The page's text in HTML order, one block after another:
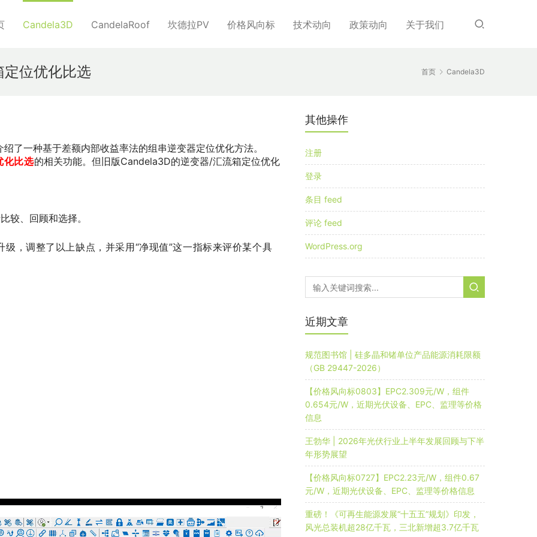
Candela3D CandelaRoof 坎德拉PV 价格风向标 技术动向 政策动向 关于我们
首页 Candela3D
位优化比选
绍了一种基于差额内部收益率法的组串逆变器定位优化方法。
化比选的相关功能。但旧版Candela3D的逆变器/汇流箱定位优化
较、回顾和选择。
级，调整了以上缺点，并采用“净现值”这一指标来评价某个具
其他操作
注册
登录
条目 feed
评论 feed
WordPress.org
近期文章
规范图书馆 | 硅多晶和锗单位产品能源消耗限额
（GB 29447-2026）
【价格风向标0803】EPC2.309元/W，组件
0.654元/W，近期光伏设备、EPC、监理等价格
信息
王勃华 | 2026年光伏行业上半年发展回顾与下半
年形势展望
【价格风向标0727】EPC2.23元/W，组件0.67
元/W，近期光伏设备、EPC、监理等价格信息
重磅！《可再生能源发展“十五五”规划》印发，
风光总装机超28亿千瓦，三北新增超3.7亿千瓦